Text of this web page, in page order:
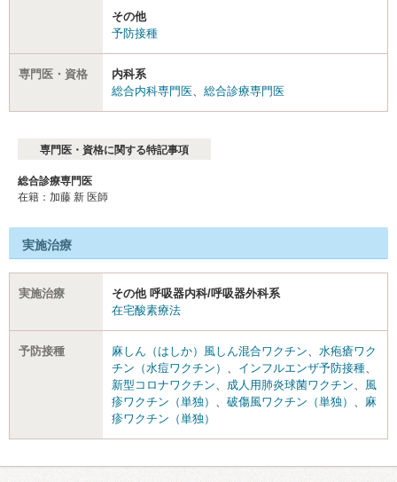
その他
予防接種
専門医・資格
内科系
総合内科専門医
総合診療専門医
専門医・資格に関する特記事項
総合診療専門医
在籍：加藤 新 医師
実施治療
実施治療
その他 呼吸器内科/呼吸器外科系
在宅酸素療法
予防接種 麻しん（はしか）風しん混合ワクチン
水疱瘡ワク
チン（水痘ワクチン）
インフルエンザ予防接種
新型コロナワクチン
成人用肺炎球菌ワクチン
風
疹ワクチン（単独）
破傷風ワクチン（単独）
麻
疹ワクチン（単独）